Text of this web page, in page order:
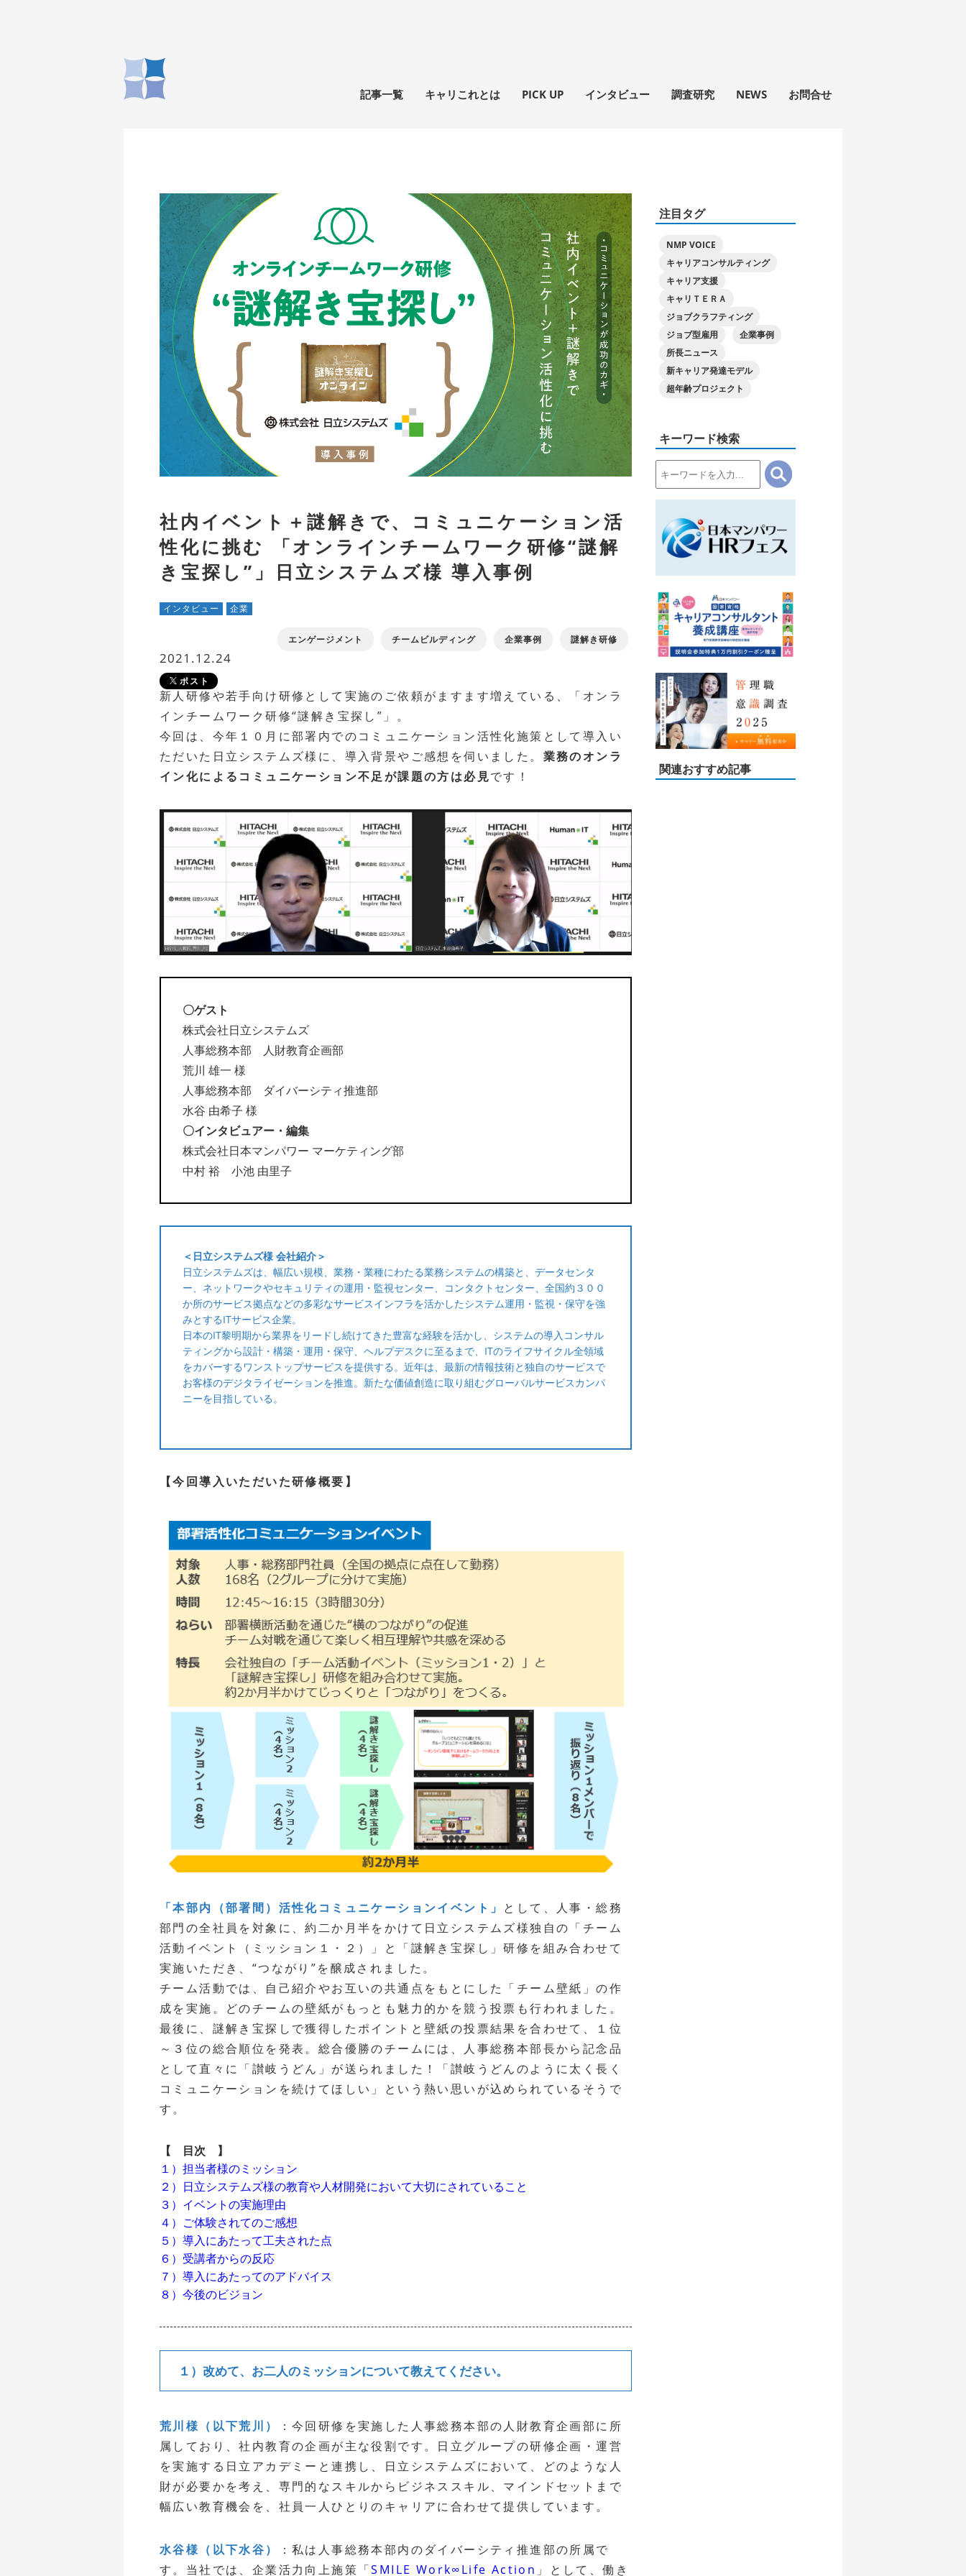
記事一覧 キャリこれとは PICK UP インタビュー 調査研究 NEWS お問合せ
注目タグ
NMP VOICE
キャリアコンサルティング
キャリア支援
キャリＴＥＲＡ
ジョブクラフティング
ジョブ型雇用
企業事例
所長ニュース
新キャリア発達モデル
超年齢プロジェクト
キーワード検索
関連おすすめ記事
社内イベント＋謎解きで、コミュニケーション活
性化に挑む 「オンラインチームワーク研修“謎解
き宝探し”」日立システムズ様 導入事例
インタビュー 企業
エンゲージメント チームビルディング 企業事例 謎解き研修
2021.12.24
ポスト
新人研修や若手向け研修として実施のご依頼がますます増えている、「オンラ
インチームワーク研修“謎解き宝探し”」。
今回は、今年１０月に部署内でのコミュニケーション活性化施策として導入い
ただいた日立システムズ様に、導入背景やご感想を伺いました。 業務のオンラ
イン化によるコミュニケーション不足が課題の方は必見です！
〇ゲスト
株式会社日立システムズ
人事総務本部 人財教育企画部
荒川 雄一 様
人事総務本部 ダイバーシティ推進部
水谷 由希子 様
〇インタビュアー・編集
株式会社日本マンパワー マーケティング部
中村 裕 小池 由里子
＜日立システムズ様 会社紹介＞
日立システムズは、幅広い規模、業務・業種にわたる業務システムの構築と、データセンタ
ー、ネットワークやセキュリティの運用・監視センター、コンタクトセンター、全国約３００
か所のサービス拠点などの多彩なサービスインフラを活かしたシステム運用・監視・保守を強
みとするITサービス企業。
日本のIT黎明期から業界をリードし続けてきた豊富な経験を活かし、システムの導入コンサル
ティングから設計・構築・運用・保守、ヘルプデスクに至るまで、ITのライフサイクル全領域
をカバーするワンストップサービスを提供する。近年は、最新の情報技術と独自のサービスで
お客様のデジタライゼーションを推進。新たな価値創造に取り組むグローバルサービスカンパ
ニーを目指している。
【今回導入いただいた研修概要】
「本部内（部署間）活性化コミュニケーションイベント」 として、人事・総務
部門の全社員を対象に、約二か月半をかけて日立システムズ様独自の「チーム
活動イベント（ミッション１・２）」と「謎解き宝探し」研修を組み合わせて
実施いただき、“つながり”を醸成されました。
チーム活動では、自己紹介やお互いの共通点をもとにした「チーム壁紙」の作
成を実施。どのチームの壁紙がもっとも魅力的かを競う投票も行われました。
最後に、謎解き宝探しで獲得したポイントと壁紙の投票結果を合わせて、１位
～３位の総合順位を発表。総合優勝のチームには、人事総務本部長から記念品
として直々に「讃岐うどん」が送られました！「讃岐うどんのように太く長く
コミュニケーションを続けてほしい」という熱い思いが込められているそうで
す。
【 目次 】
１）担当者様のミッション
２）日立システムズ様の教育や人材開発において大切にされていること
３）イベントの実施理由
４）ご体験されてのご感想
５）導入にあたって工夫された点
６）受講者からの反応
７）導入にあたってのアドバイス
８）今後のビジョン
１）改めて、お二人のミッションについて教えてください。
荒川様（以下荒川）
：今回研修を実施した人事総務本部の人財教育企画部に所
属しており、社内教育の企画が主な役割です。日立グループの研修企画・運営
を実施する日立アカデミーと連携し、日立システムズにおいて、どのような人
財が必要かを考え、専門的なスキルからビジネススキル、マインドセットまで
幅広い教育機会を、社員一人ひとりのキャリアに合わせて提供しています。
水谷様（以下水谷）
：私は人事総務本部内のダイバーシティ推進部の所属で
す。当社では、企業活力向上施策「SMILE Work∞Life Action 」として、働き